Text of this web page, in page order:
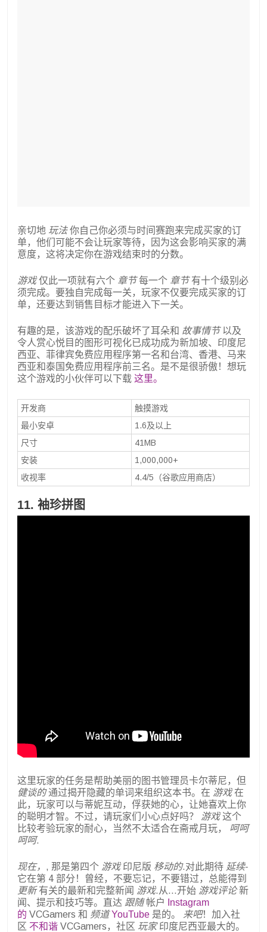
亲切地 玩法你自己你必须与时间赛跑来完成买家的订
单，他们可能不会让玩家等待，因为这会影响买家的满
意度，这将决定你在游戏结束时的分数。
游戏仅此一项就有六个 章节每一个 章节有十个级别必
须完成。要独自完成每一关，玩家不仅要完成买家的订
单，还要达到销售目标才能进入下一关。
有趣的是，该游戏的配乐破坏了耳朵和 故事情节以及
令人赏心悦目的图形可视化已成功成为新加坡、印度尼
西亚、菲律宾免费应用程序第一名和台湾、香港、马来
西亚和泰国免费应用程序前三名。是不是很骄傲！想玩
这个游戏的小伙伴可以下载 这里。
开发商
触摸游戏
最小安卓
1.6及以上
尺寸
41MB
安装
1,000,000+
收视率
4.4/5（谷歌应用商店）
11. 袖珍拼图
这里玩家的任务是帮助美丽的图书管理员卡尔蒂尼，但
健谈的通过揭开隐藏的单词来组织这本书。在 游戏在
此，玩家可以与蒂妮互动，俘获她的心，让她喜欢上你
的聪明才智。不过，请玩家们小心点好吗？
游戏这个
比较考验玩家的耐心，当然不太适合在斋戒月玩， 呵呵
呵呵.
现在， , 那是第四个 游戏印尼版 移动的.对此期待 延续-
它在第 4 部分！曾经，不要忘记，不要错过，总能得到
更新有关的最新和完整新闻 游戏.从...开始 游戏评论新
闻、提示和技巧等。直达 跟随帐户
Instagram
的 VCGamers 和 频道 YouTube 是的。 来吧！加入社
区 不和谐 VCGamers，社区 玩家印度尼西亚最大的。